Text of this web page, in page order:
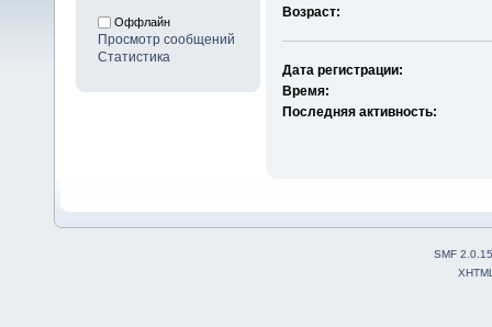
Оффлайн
Просмотр сообщений
Статистика
Возраст:
Дата регистрации:
Время:
Последняя активность:
SMF 2.0.15